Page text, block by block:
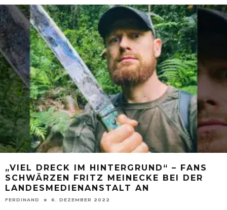
„VIEL DRECK IM HINTERGRUND“ – FANS
SCHWÄRZEN FRITZ MEINECKE BEI DER
LANDESMEDIENANSTALT AN
FERDINAND 6. DEZEMBER 2022